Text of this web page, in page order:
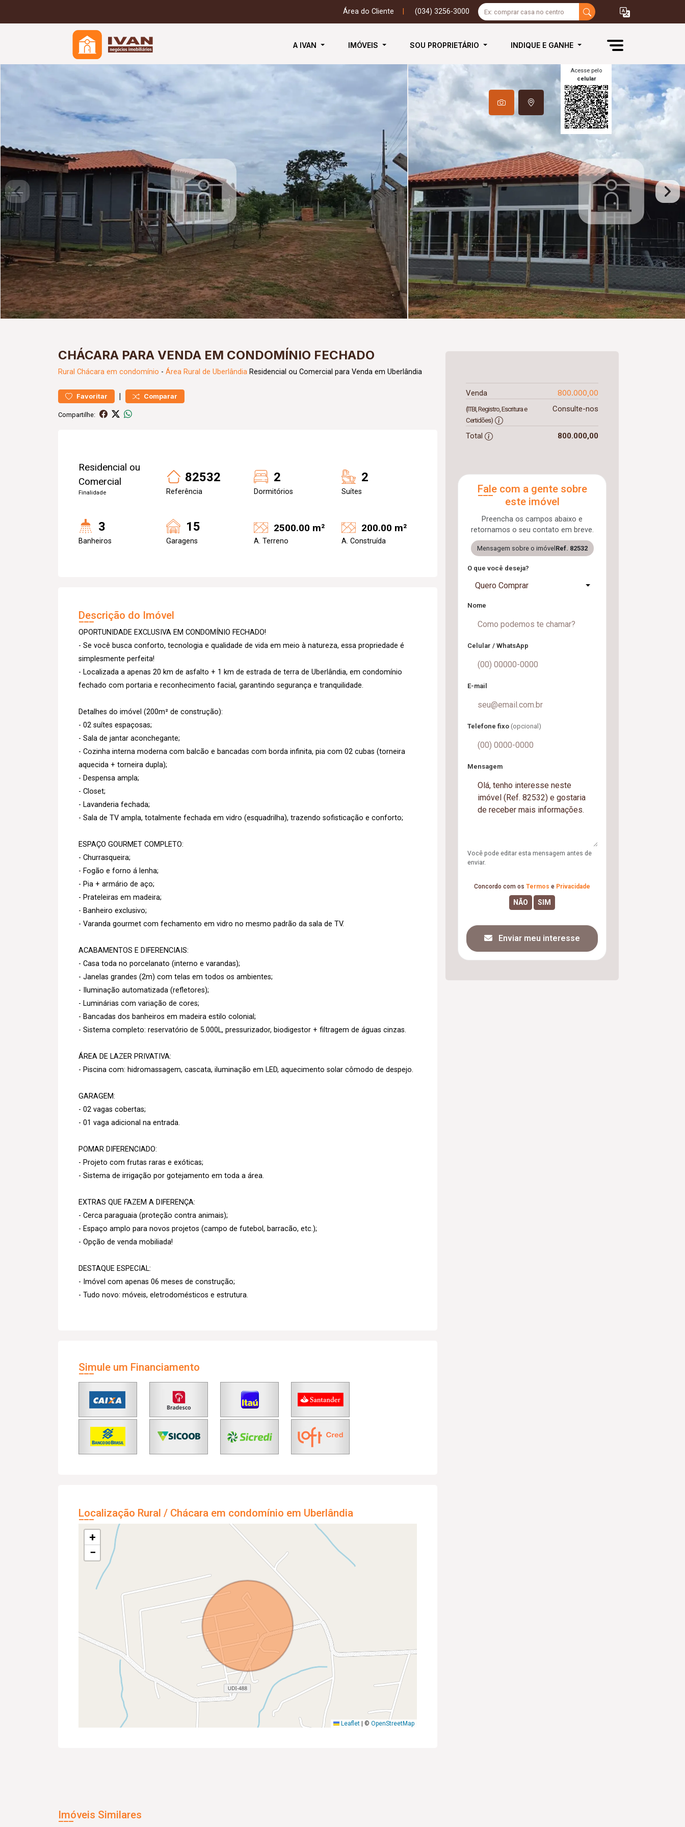
Área do Cliente (034) 3256-3000
A IVAN IMÓVEIS SOU PROPRIETÁRIO INDIQUE E GANHE
Acesse pelo
celular
CHÁCARA PARA VENDA EM CONDOMÍNIO FECHADO
Rural Chácara em condomínio - Área Rural de Uberlândia Residencial ou Comercial para Venda em Uberlândia
Favoritar | Comparar
Compartilhe:
Residencial ou
Comercial
Finalidade
82532
Referência
2
Dormitórios
2
Suítes
3
Banheiros
15
Garagens
2500.00 m²
A. Terreno
200.00 m²
A. Construída
Descrição do Imóvel
OPORTUNIDADE EXCLUSIVA EM CONDOMÍNIO FECHADO!
- Se você busca conforto, tecnologia e qualidade de vida em meio à natureza, essa propriedade é
simplesmente perfeita!
- Localizada a apenas 20 km de asfalto + 1 km de estrada de terra de Uberlândia, em condomínio
fechado com portaria e reconhecimento facial, garantindo segurança e tranquilidade.
Detalhes do imóvel (200m² de construção):
- 02 suítes espaçosas;
- Sala de jantar aconchegante;
- Cozinha interna moderna com balcão e bancadas com borda infinita, pia com 02 cubas (torneira
aquecida + torneira dupla);
- Despensa ampla;
- Closet;
- Lavanderia fechada;
- Sala de TV ampla, totalmente fechada em vidro (esquadrilha), trazendo sofisticação e conforto;
ESPAÇO GOURMET COMPLETO:
- Churrasqueira;
- Fogão e forno á lenha;
- Pia + armário de aço;
- Prateleiras em madeira;
- Banheiro exclusivo;
- Varanda gourmet com fechamento em vidro no mesmo padrão da sala de TV.
ACABAMENTOS E DIFERENCIAIS:
- Casa toda no porcelanato (interno e varandas);
- Janelas grandes (2m) com telas em todos os ambientes;
- Iluminação automatizada (refletores);
- Luminárias com variação de cores;
- Bancadas dos banheiros em madeira estilo colonial;
- Sistema completo: reservatório de 5.000L, pressurizador, biodigestor + filtragem de águas cinzas.
ÁREA DE LAZER PRIVATIVA:
- Piscina com: hidromassagem, cascata, iluminação em LED, aquecimento solar cômodo de despejo.
GARAGEM:
- 02 vagas cobertas;
- 01 vaga adicional na entrada.
POMAR DIFERENCIADO:
- Projeto com frutas raras e exóticas;
- Sistema de irrigação por gotejamento em toda a área.
EXTRAS QUE FAZEM A DIFERENÇA:
- Cerca paraguaia (proteção contra animais);
- Espaço amplo para novos projetos (campo de futebol, barracão, etc.);
- Opção de venda mobiliada!
DESTAQUE ESPECIAL:
- Imóvel com apenas 06 meses de construção;
- Tudo novo: móveis, eletrodomésticos e estrutura.
Simule um Financiamento
Localização Rural / Chácara em condomínio em Uberlândia
+
−
Leaflet © OpenStreetMap
Venda 800.000,00
(ITBI, Registro, Escritura e
Certidões)
Consulte-nos
Total 800.000,00
Fale com a gente sobre
este imóvel
Preencha os campos abaixo e
retornamos o seu contato em breve.
Mensagem sobre o imóvel Ref. 82532
O que você deseja?
Quero Comprar
Nome
Celular / WhatsApp
E-mail
Telefone fixo (opcional)
Mensagem
Você pode editar esta mensagem antes de
enviar.
Concordo com os Termos e Privacidade
Enviar meu interesse
Imóveis Similares